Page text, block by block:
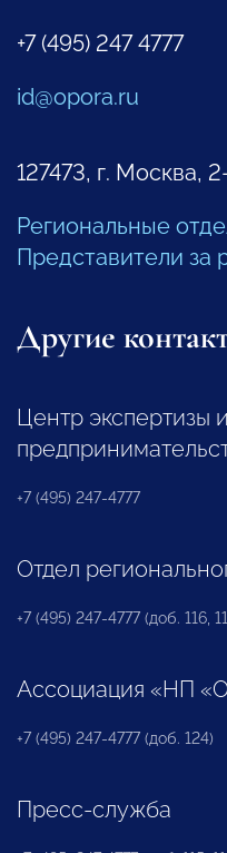
+7 (495) 247 4777
id@opora.ru
127473, г. Москва,
Региональные
Представители за
Другие
Центр экспертизы
+7 (495) 247-4777
Отдел
+7 (495) 247-4777 (доб. 116,
Ассоциация «НП
+7 (495) 247-4777 (доб. 124)
Пресс-служба